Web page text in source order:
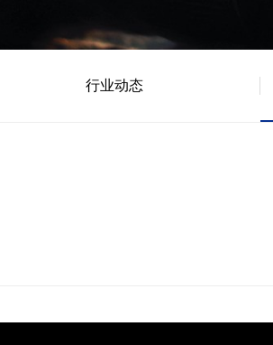
行业动态